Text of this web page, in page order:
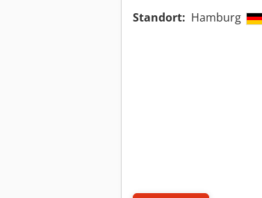
Standort: Hamburg